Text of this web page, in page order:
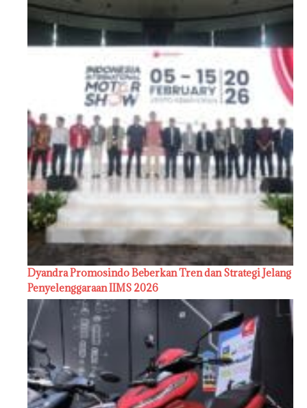
Dyandra Promosindo Beberkan Tren dan Strategi Jelang
Penyelenggaraan IIMS 2026